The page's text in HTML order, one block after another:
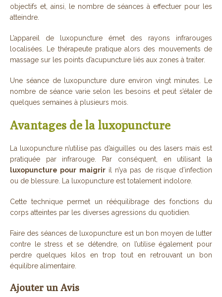
objectifs et, ainsi, le nombre de séances à effectuer pour les
atteindre.
L’appareil de luxopuncture émet des rayons infrarouges
localisées. Le thérapeute pratique alors des mouvements de
massage sur les points d’acupuncture liés aux zones à traiter.
Une séance de luxopuncture dure environ vingt minutes. Le
nombre de séance varie selon les besoins et peut s’étaler de
quelques semaines à plusieurs mois.
Avantages de la luxopuncture
La luxopuncture n’utilise pas d’aiguilles ou des lasers mais est
pratiquée par infrarouge. Par conséquent, en utilisant la
luxopuncture pour maigriril n’ya pas de risque d’infection
ou de blessure. La luxopuncture est totalement indolore.
Cette technique permet un rééquilibrage des fonctions du
corps atteintes par les diverses agressions du quotidien.
Faire des séances de luxopuncture est un bon moyen de lutter
contre le stress et se détendre, on l’utilise également pour
perdre quelques kilos en trop tout en retrouvant un bon
équilibre alimentaire.
Ajouter un Avis